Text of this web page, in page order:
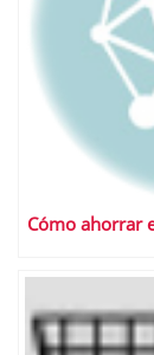
Cómo ahorrar